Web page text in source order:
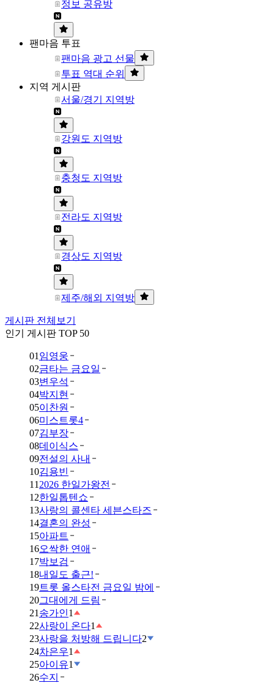
정보 공유방
팬마음 투표
팬마음 광고 선물
투표 역대 순위
지역 게시판
서울/경기 지역방
강원도 지역방
충청도 지역방
전라도 지역방
경상도 지역방
제주/해외 지역방
게시판 전체보기
인기 게시판 TOP 50
01 임영웅
02금타는 금요일
03변우석
04박지현
05이찬원
06미스트롯4
07김부장
08데이식스
09전설의 사내
10김용빈
11 2026 한일가왕전
12한일톱텐쇼
13사랑의 콜센타 세븐스타즈
14결혼의 완성
15아파트
16오싹한 연애
17박보검
18내일도 출근!
19트롯 올스타전 금요일 밤에
20그대에게 드림
21 송가인1
22사랑이 온다1
23사랑을 처방해 드립니다2
24차은우1
25아이유1
26수지